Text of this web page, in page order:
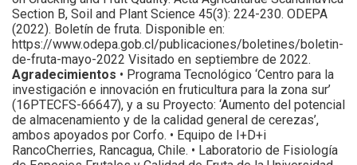
Section B, Soil and Plant Science 45(3): 224-230. ODEPA
(2022). Boletín de fruta. Disponible en:
https://www.odepa.gob.cl/publicaciones/boletines/boletin-
de-fruta-mayo-2022 Visitado en septiembre de 2022.
Agradecimientos • Programa Tecnológico ‘Centro para la
investigación e innovación en fruticultura para la zona sur’
(16PTECFS-66647), y a su Proyecto: ‘Aumento del potencial
de almacenamiento y de la calidad general de cerezas’,
ambos apoyados por Corfo. • Equipo de I+D+i
RancoCherries, Rancagua, Chile. • Laboratorio de Fisiología